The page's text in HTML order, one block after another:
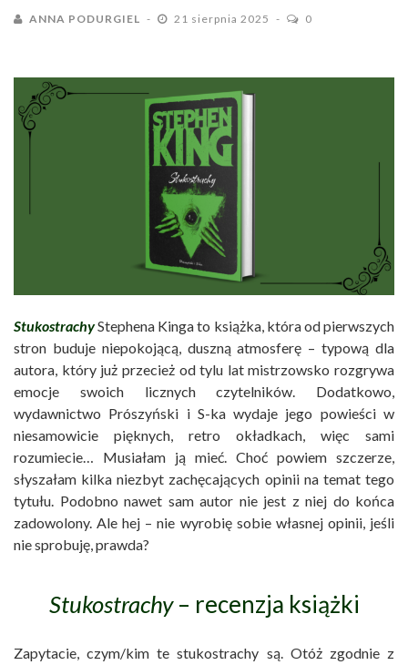
ANNA PODURGIEL 21 sierpnia 2025 0
StukostrachyStephena Kinga to książka, która od pierwszych
stron buduje niepokojącą, duszną atmosferę – typową dla
autora, który już przecież od tylu lat mistrzowsko rozgrywa
emocje swoich licznych czytelników. Dodatkowo,
wydawnictwo Prószyński i S-ka wydaje jego powieści w
niesamowicie pięknych, retro okładkach, więc sami
rozumiecie… Musiałam ją mieć. Choć powiem szczerze,
słyszałam kilka niezbyt zachęcających opinii na temat tego
tytułu. Podobno nawet sam autor nie jest z niej do końca
zadowolony. Ale hej – nie wyrobię sobie własnej opinii, jeśli
nie sprobuję, prawda?
Stukostrachy– recenzja książki
Zapytacie, czym/kim te stukostrachy są. Otóż zgodnie z